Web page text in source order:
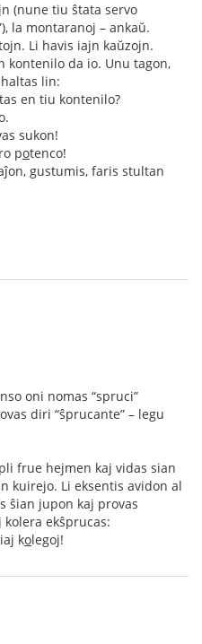
(nune tiu ŝtata servo
la montaranoj – ankaŭ.
Li havis iajn kaŭzojn.
kontenilo da io. Unu tagon,
lin:
en tiu kontenilo?
sukon!
potenco!
gustumis, faris stultan
oni nomas “spruci”
diri “ŝprucante” – legu
frue hejmen kaj vidas sian
kuirejo. Li eksentis avidon al
ŝian jupon kaj provas
ekŝprucas:
kolegoj!